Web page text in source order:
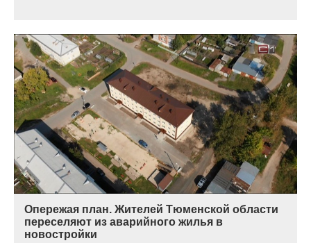
Опережая план. Жителей Тюменской области
переселяют из аварийного жилья в
новостройки